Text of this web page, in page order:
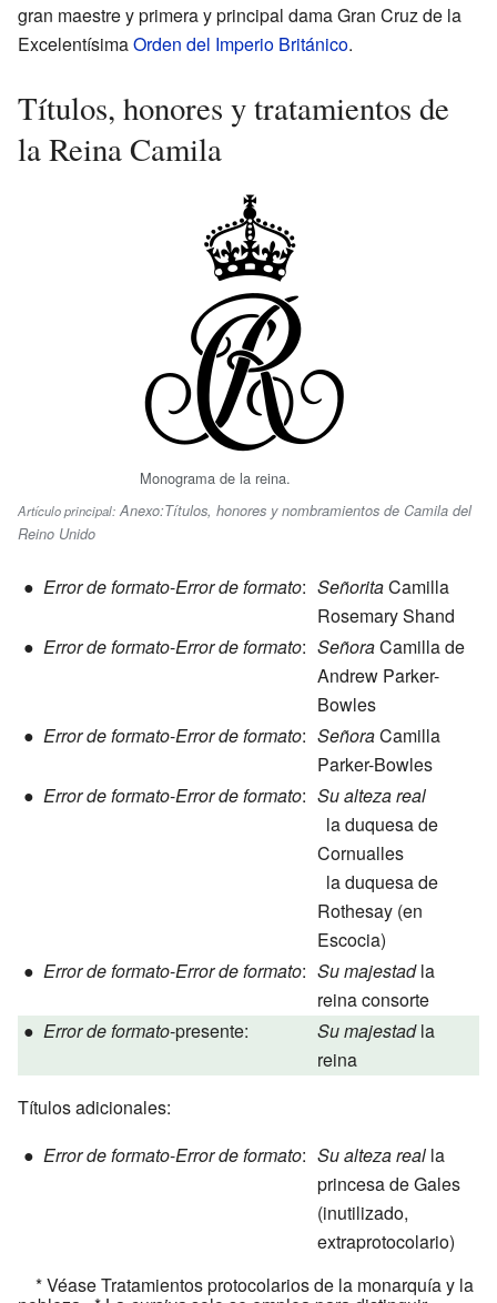
gran maestre y primera y principal dama Gran Cruz de la
ExcelentísimaOrden del Imperio Británico.
Títulos, honores y tratamientos de
la Reina Camila
Monograma de la reina.
Artículo principal: Anexo:Títulos, honores y nombramientos de Camila del
Reino Unido
● Error de formato-Error de formato: SeñoritaCamilla
Rosemary Shand
● Error de formato-Error de formato: SeñoraCamilla de
Andrew Parker-
Bowles
● Error de formato-Error de formato: SeñoraCamilla
Parker-Bowles
● Error de formato-Error de formato: Su alteza real
la duquesa de
Cornualles
la duquesa de
Rothesay (en
Escocia)
● Error de formato-Error de formato: Su majestadla
reina consorte
● Error de formato-presente: Su majestadla
reina
Títulos adicionales:
● Error de formato-Error de formato: Su alteza real la
princesa de Gales
(inutilizado,
extraprotocolario)
* Véase Tratamientos protocolarios de la monarquía y la